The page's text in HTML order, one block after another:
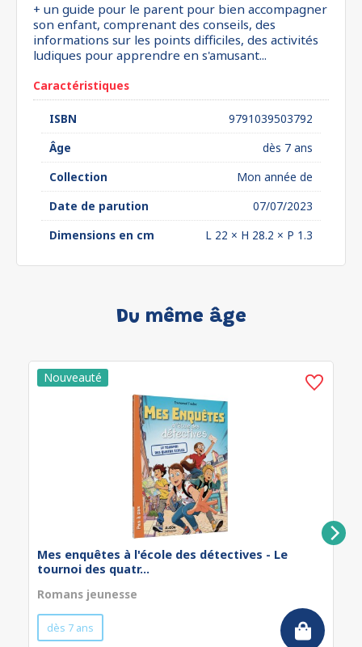
+ un guide pour le parent pour bien accompagner
son enfant, comprenant des conseils, des
informations sur les points difficiles, des activités
ludiques pour apprendre en s'amusant...
Caractéristiques
ISBN
9791039503792
Âge
dès 7 ans
Collection
Mon année de
Date de parution
07/07/2023
Dimensions en cm
L 22 × H 28.2 × P 1.3
Du même âge
Mes enquêtes à l'école des détectives - Le
tournoi des quatr...
Romans jeunesse
dès 7 ans